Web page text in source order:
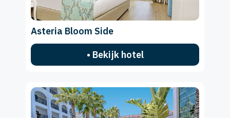
Asteria Bloom Side
• Bekijk hotel